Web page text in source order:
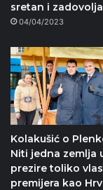
sretan i
04/04/2023
Kolakušić o
Niti jedna zemlja
prezire toliko
premijera kao